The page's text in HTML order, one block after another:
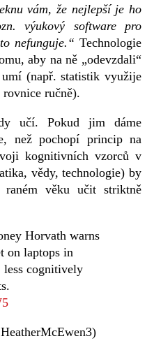
vám, že nejlepší je ho
výukový software pro
nefunguje.“ Technologie
aby na ně „odevzdali“
(např. statistik využije
ručně).
učí. Pokud jim dáme
než pochopí princip na
kognitivních vzorců v
vědy, technologie) by
věku učit striktně
Horvath warns
on laptops in
less cognitively